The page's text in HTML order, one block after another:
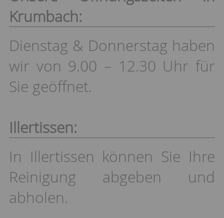
Krumbach:
Dienstag & Donnerstag haben
wir von 9.00 – 12.30 Uhr für
Sie geöffnet.
Illertissen:
In Illertissen können Sie Ihre
Reinigung abgeben und
abholen.